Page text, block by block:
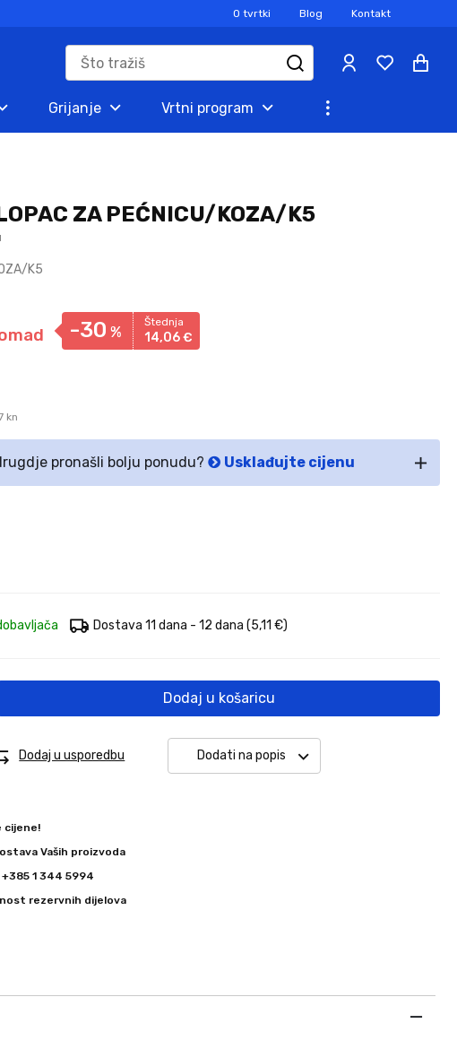
O tvrtki Blog Kontakt
Grijanje Vrtni program
ZA PEĆNICU/KOZA/K5
K5
-30 %
Štednja
14,06€
kn
pronašli bolju ponudu? Usklađujte cijenu
Dostava 11 dana - 12 dana (5,11 €)
Dodaj u košaricu
Dodaj u usporedbu Dodati na popis
cijene!
Vaših proizvoda
1 344 5994
rezervnih dijelova